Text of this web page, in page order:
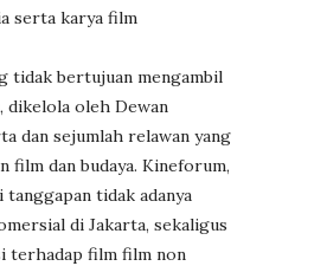
serta karya film
tidak bertujuan mengambil
dikelola oleh Dewan
dan sejumlah relawan yang
film dan budaya. Kineforum,
tanggapan tidak adanya
di Jakarta, sekaligus
terhadap film film non